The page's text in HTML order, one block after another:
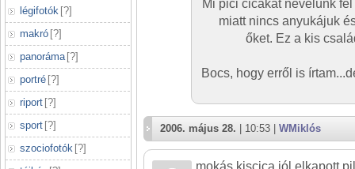
légifotók [?]
makró [?]
panoráma [?]
portré [?]
riport [?]
sport [?]
szociofotók [?]
Mi pici cicákat nevelünk
miatt nincs anyukájuk
őket. Ez a kis
Bocs, hogy erről is
2006. május 28. | 10:53 | WMiklós
mokás kiscica jól elkapott